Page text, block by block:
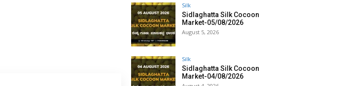
Silk
Sidlaghatta Silk Cocoon
Market-05/08/2026
August 5, 2026
Silk
Sidlaghatta Silk Cocoon
Market-04/08/2026